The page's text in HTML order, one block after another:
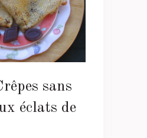
sans
éclats de